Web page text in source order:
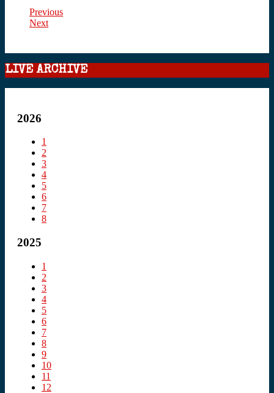
Previous
Next
LIVE ARCHIVE
2026
1
2
3
4
5
6
7
8
2025
1
2
3
4
5
6
7
8
9
10
11
12